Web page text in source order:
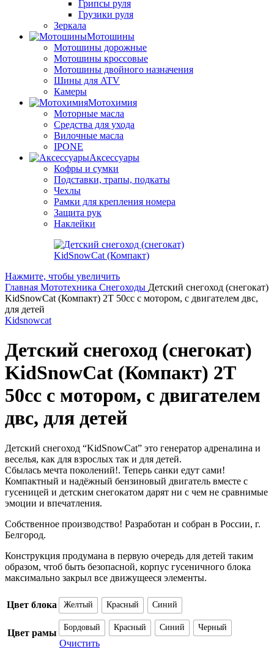
Грипсы руля
Грузики руля
Зеркала
Мотошины
Мотошины дорожные
Мотошины кроссовые
Мотошины двойного назначения
Шины для ATV
Камеры
Мотохимия
Моторные масла
Средства для ухода
Вилочные масла
IPONE
Аксессуары
Кофры и сумки
Подставки, трапы, подкаты
Чехлы
Рамки для крепления номера
Защита рук
Наклейки
Нажмите, чтобы увеличить
Главная Мототехника Снегоходы Детский снегоход (снегокат)
KidSnowCat (Компакт) 2T 50cc с мотором, с двигателем двс,
для детей
Kidsnowcat
Детский снегоход (снегокат)
KidSnowCat (Компакт) 2T
50cc с мотором, с двигателем
двс, для детей
Детский снегоход “KidSnowCat” это генератор адреналина и
веселья, как для взрослых так и для детей.
Сбылась мечта поколений!. Теперь санки едут сами!
Компактный и надёжный бензиновый двигатель вместе с
гусеницей и детским снегокатом дарят ни с чем не сравнимые
эмоции и впечатления.
Собственное производство! Разработан и собран в России, г.
Белгород.
Конструкция продумана в первую очередь для детей таким
образом, чтоб быть безопасной, корпус гусеничного блока
максимально закрыл все движущееся элементы.
Цвет блока Желтый Красный Синий
Цвет рамы Бордовый Красный Синий Черный
Очистить